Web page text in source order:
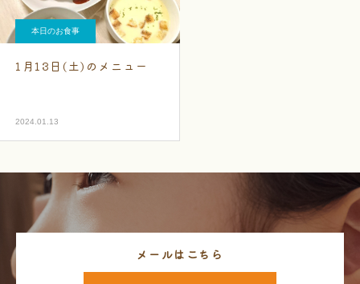
本日のお食事
1月13日(土)のメニュー
2024.01.13
メールはこちら